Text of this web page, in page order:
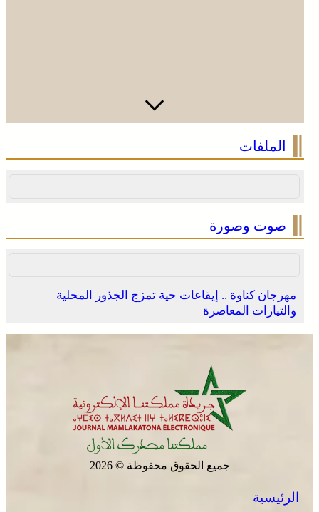
الملفات
صوت وصورة
مهرجان كناوة .. إيقاعات حية تمزج الجذور المحلية
والتيارات المعاصرة
جميع الحقوق محفوظة © 2026
الرئيسية